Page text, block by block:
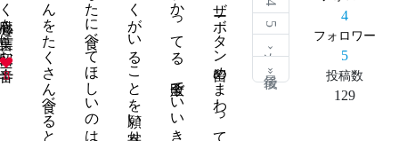
4
フォロワー
5
投稿数
129
4
5
次 ›
最後 »
8